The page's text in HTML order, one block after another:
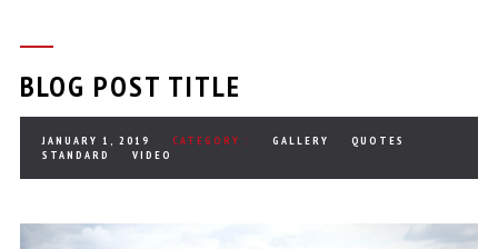
BLOG POST TITLE
JANUARY 1, 2019 CATEGORY : GALLERY
QUOTES
STANDARD
VIDEO